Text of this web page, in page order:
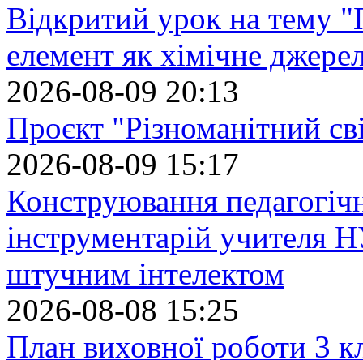
Відкритий урок на тему
елемент як хімічне
2026-08-09 20:13
Проєкт "Різноманітний
2026-08-09 15:17
Конструювання
інструментарій учителя
штучним інтелектом
2026-08-08 15:25
План виховної роботи 3